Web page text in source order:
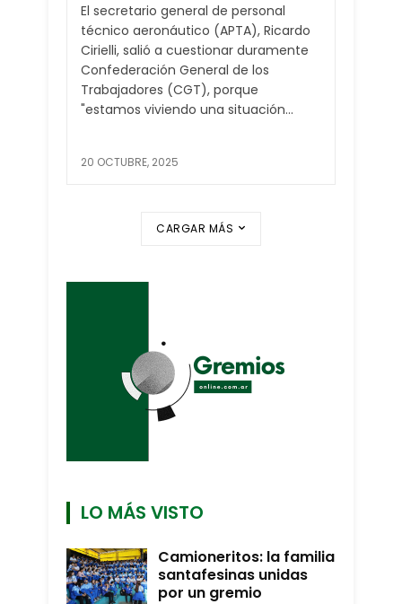
El secretario general de personal
técnico aeronáutico (APTA), Ricardo
Cirielli, salió a cuestionar duramente
Confederación General de los
Trabajadores (CGT), porque
"estamos viviendo una situación...
20 OCTUBRE, 2025
CARGAR MÁS
LO MÁS VISTO
Camioneritos: la familia
santafesinas unidas
por un gremio